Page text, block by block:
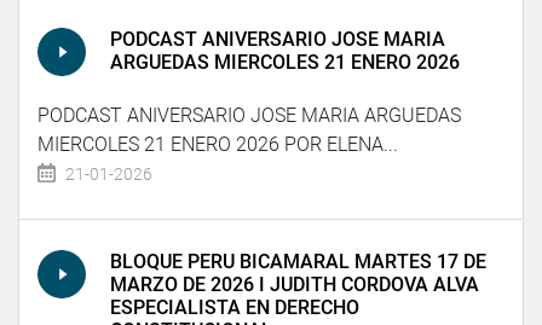
PODCAST ANIVERSARIO JOSE MARIA
ARGUEDAS MIERCOLES 21 ENERO 2026
PODCAST ANIVERSARIO JOSE MARIA ARGUEDAS
MIERCOLES 21 ENERO 2026 POR ELENA...
21-01-2026
BLOQUE PERU BICAMARAL MARTES 17 DE
MARZO DE 2026 I JUDITH CORDOVA ALVA
ESPECIALISTA EN DERECHO